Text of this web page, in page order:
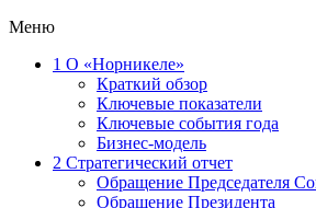
Меню
1 О «Норникеле»
Краткий обзор
Ключевые показатели
Ключевые события года
Бизнес-модель
2 Стратегический отчет
Обращение Председателя
Обращение Президента